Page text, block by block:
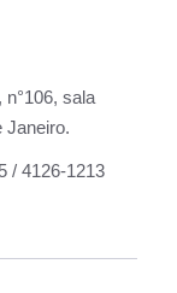
n°106, sala
Janeiro.
/ 4126-1213